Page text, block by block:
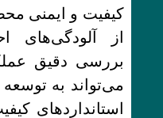
کیفیت و ایمنی
از آلودگی‌های
بررسی دقیق
می‌تواند به توسعه
استانداردهای